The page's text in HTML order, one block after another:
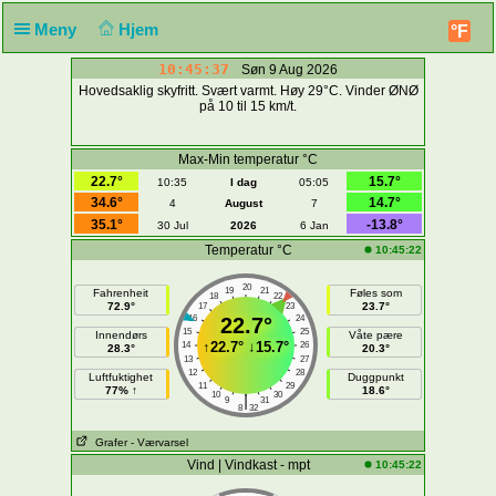
Meny Hjem °F
10:45:37
Søn 9 Aug 2026
Hovedsaklig skyfritt. Svært varmt. Høy 29°C. Vinder ØNØ
på 10 til 15 km/t.
Max-Min temperatur °C
22.7°
10:35 I dag 05:05
15.7°
34.6°
4 August 7
14.7°
35.1°
30 Jul 2026 6 Jan
-13.8°
Temperatur °C
10:45:22
Fahrenheit
72.9°
Innendørs
28.3°
Luftfuktighet
77% ↑
20
19 21
18
22
17
23
16
24
15
25
14
26
13
27
12
28
11
29
10
30
9 31
|
8 32
22.7°
↑22.7° ↓15.7°
Føles som
23.7°
Våte pære
20.3°
Duggpunkt
18.6°
Grafer - Værvarsel
Vind | Vindkast - mpt 10:45:22